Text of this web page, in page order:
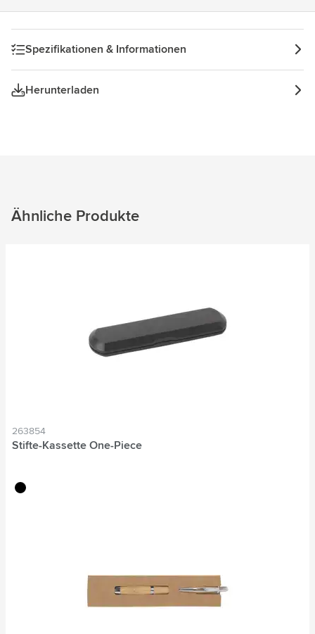
Spezifikationen & Informationen
Herunterladen
Ähnliche Produkte
263854
Stifte-Kassette One-Piece
noir